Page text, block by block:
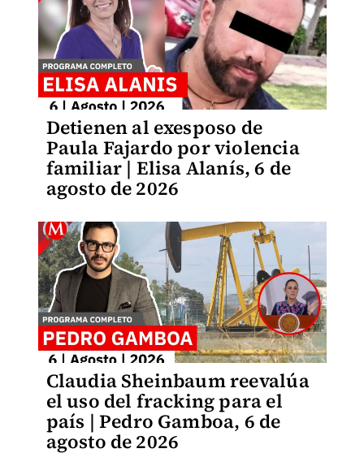
Detienen al exesposo de
Paula Fajardo por violencia
familiar | Elisa Alanís, 6 de
agosto de 2026
Claudia Sheinbaum reevalúa
el uso del fracking para el
país | Pedro Gamboa, 6 de
agosto de 2026